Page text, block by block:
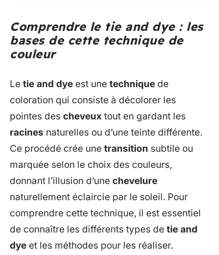
Comprendre le tie and dye : les
bases de cette technique de
couleur
Le tie and dye est une technique de
coloration qui consiste à décolorer les
pointes des cheveux tout en gardant les
racines naturelles ou d’une teinte différente.
Ce procédé crée une transition subtile ou
marquée selon le choix des couleurs,
donnant l’illusion d’une chevelure
naturellement éclaircie par le soleil. Pour
comprendre cette technique, il est essentiel
de connaître les différents types de tie and
dye et les méthodes pour les réaliser.